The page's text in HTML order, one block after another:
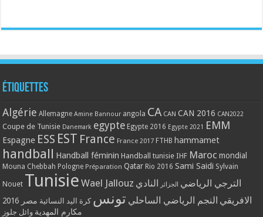
Étiquettes
Algérie Allemagne Amine Bannour angola CA CAN CAN 2016 CAN2022
Coupe de Tunisie Danemark egypte Egypte 2016 Egypte 2021 EMM
Espagne ESS EST France France 2017 FTHB hammamet
handball Handball féminin Handball tunisie IHF Maroc mondial
Mouna Chebbah Pologne Préparation Qatar Rio 2016 Sami Saidi Sylvain
Nouet Tunisie Wael Jallouz الترجي الرياضي الجزائر النادي
الافريقي النجم الرياضي الساحلي تونس كرة اليد النسائية مصر 2016
مكارم المهدية وائل جلوز